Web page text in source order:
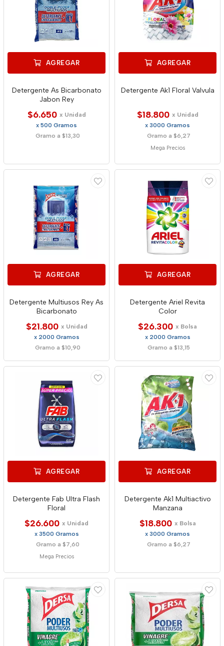
AGREGAR
Detergente As Bicarbonato
Jabon Rey
$6.650 x Unidad
x 500 Gramos
Gramo a $13,30
AGREGAR
Detergente Ak1 Floral Valvula
$18.800 x Unidad
x 3000 Gramos
Gramo a $6,27
Mega Precios
AGREGAR
Detergente Multiusos Rey As
Bicarbonato
$21.800 x Unidad
x 2000 Gramos
Gramo a $10,90
AGREGAR
Detergente Ariel Revita
Color
$26.300 x Bolsa
x 2000 Gramos
Gramo a $13,15
AGREGAR
Detergente Fab Ultra Flash
Floral
$26.600 x Unidad
x 3500 Gramos
Gramo a $7,60
Mega Precios
AGREGAR
Detergente Ak1 Multiactivo
Manzana
$18.800 x Bolsa
x 3000 Gramos
Gramo a $6,27